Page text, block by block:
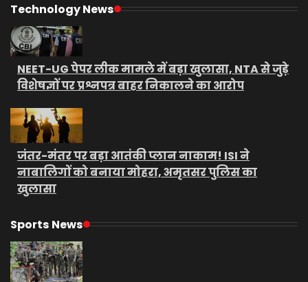
Technology News
NEET-UG पेपर लीक मामले में बड़ा खुलासा, NTA से जुड़े
विशेषज्ञों पर प्रश्नपत्र बाहर निकालने का आरोप
जंतर-मंतर पर बड़ा आतंकी प्लान नाकाम! ISI ने
नाबालिगों को बनाया मोहरा, अमृतसर पुलिस का
खुलासा
Sports News